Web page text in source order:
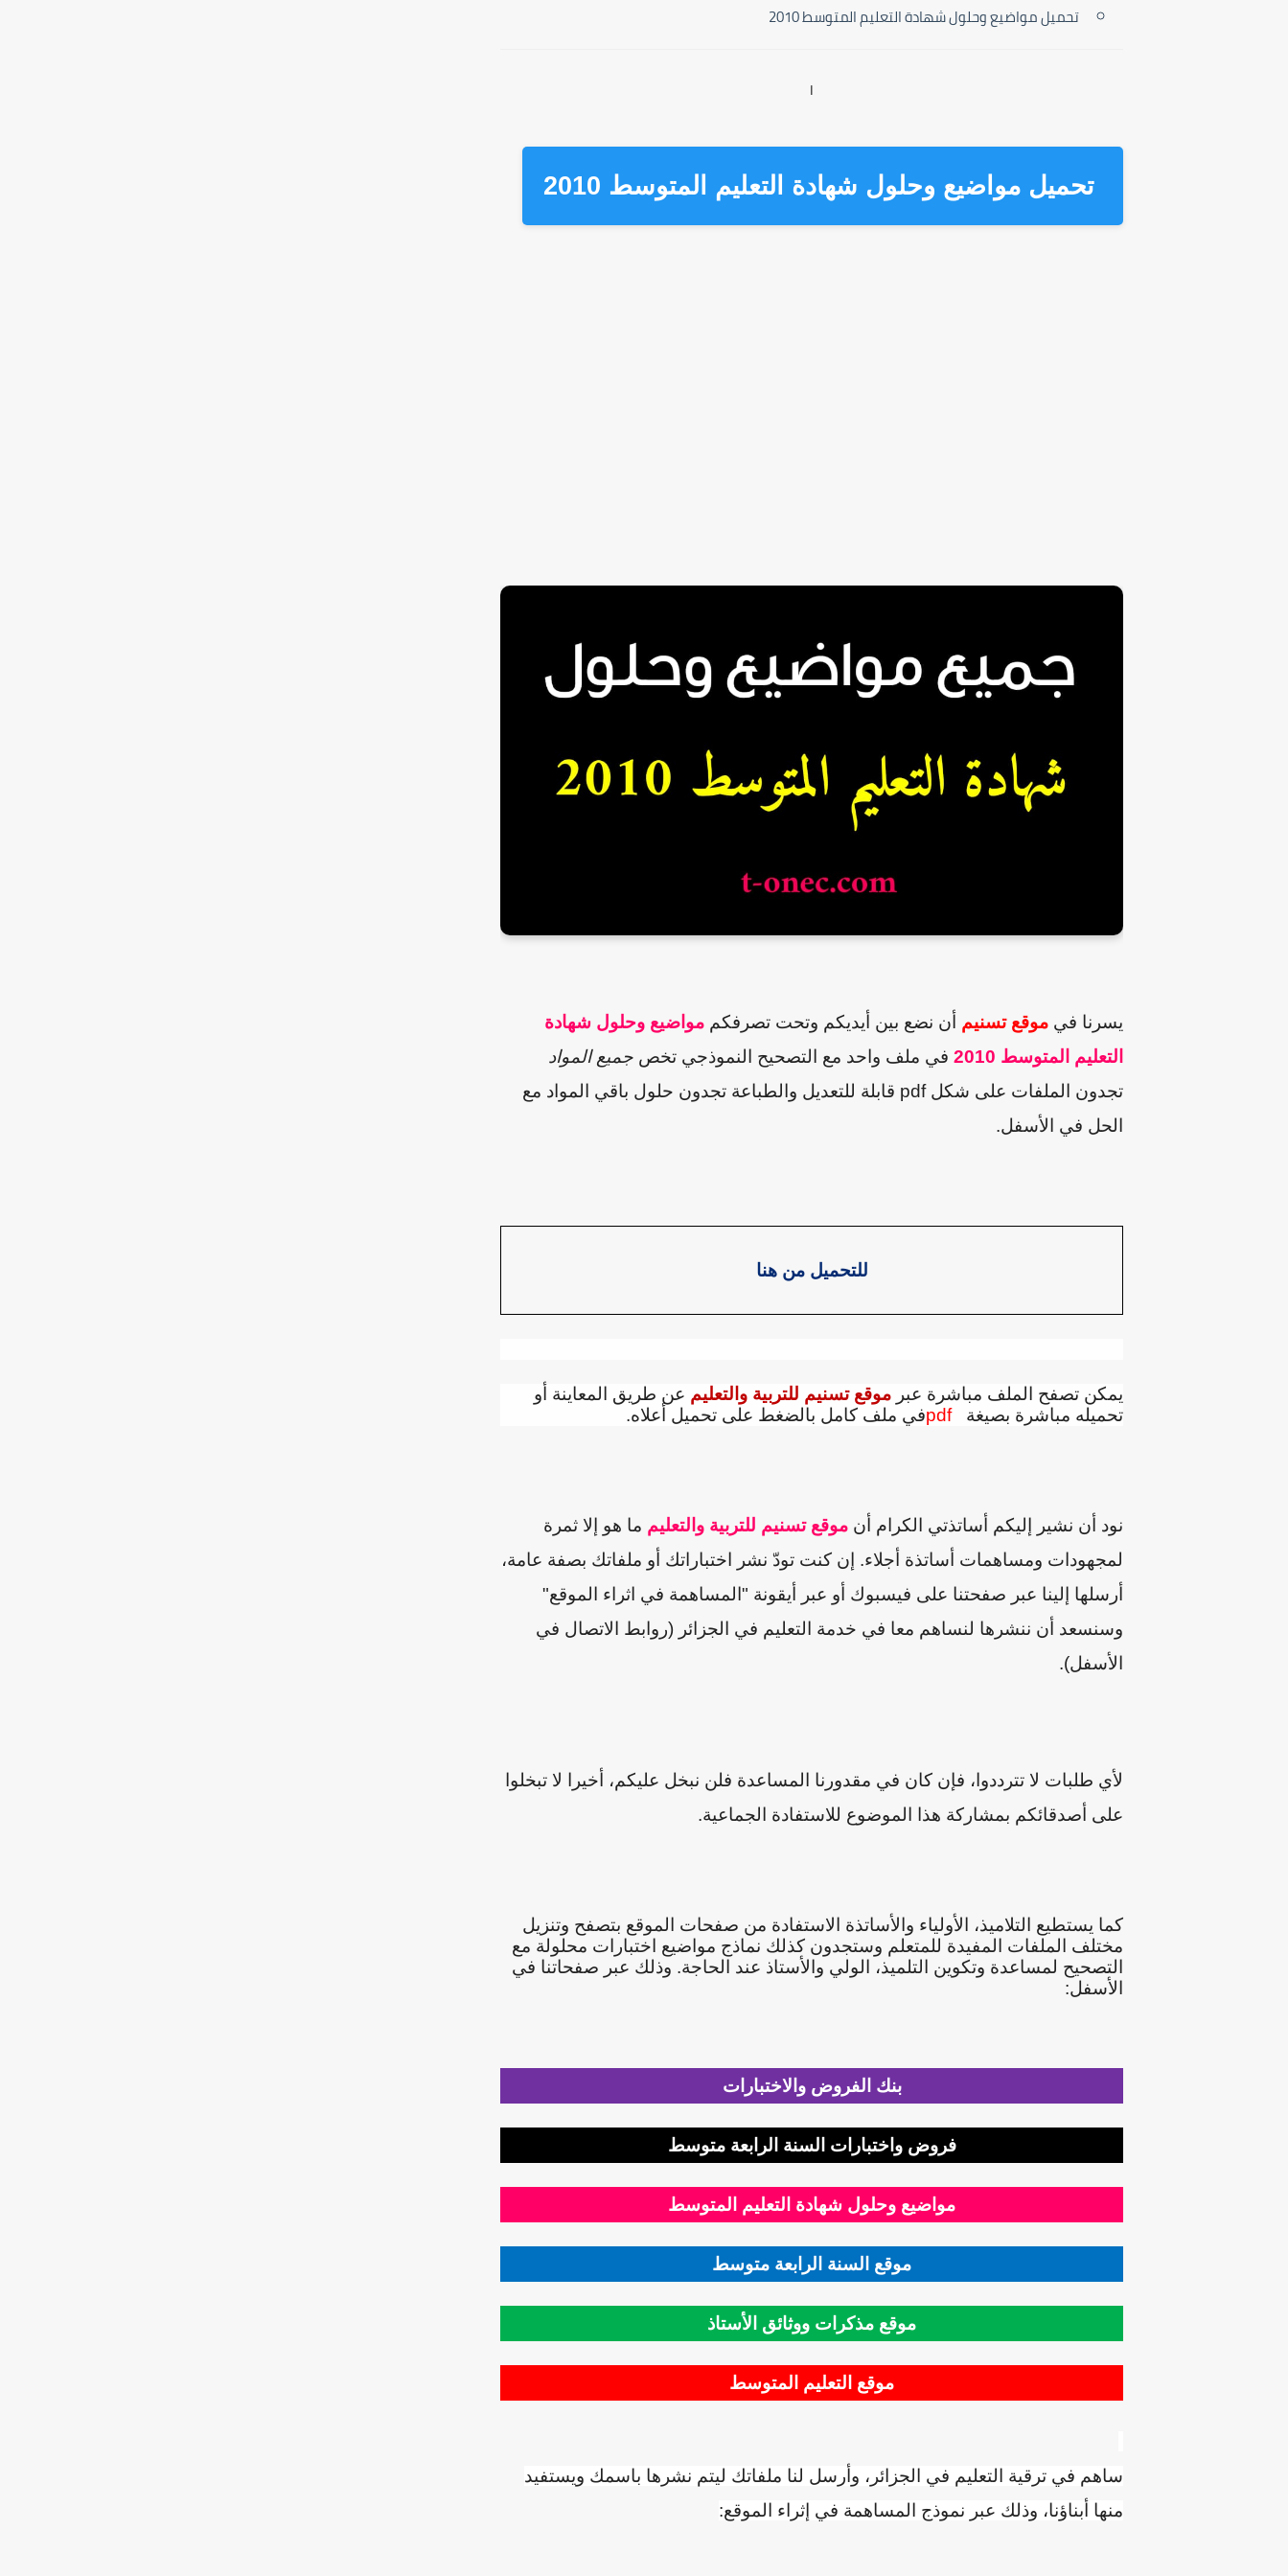
تحميل مواضيع وحلول شهادة التعليم المتوسط 2010
تحميل مواضيع وحلول شهادة التعليم المتوسط 2010
يسرنا في موقع تسنيم أن نضع بين أيديكم وتحت تصرفكم مواضيع وحلول شهادة
التعليم المتوسط 2010
في ملف واحد مع التصحيح النموذجي تخص جميع المواد
تجدون الملفات على شكلpdf قابلة للتعديل والطباعة تجدون حلول باقي المواد مع
الحل في الأسفل.
للتحميل من هنا
يمكن تصفح الملف مباشرة عبر موقع تسنيم للتربية والتعليم عن طريق المعاينة أو
تحميله مباشرة بصيغة
pdfفي ملف كامل بالضغط على تحميل أعلاه.
نود أن نشير إليكم أساتذتي الكرام أن موقع تسنيم للتربية والتعليم ما هو إلا ثمرة
لمجهودات ومساهمات أساتذة أجلاء. إن كنت تودّ نشر اختباراتك أو ملفاتك بصفة عامة،
أرسلها إلينا عبر صفحتنا على فيسبوك أو عبر أيقونة "المساهمة في اثراء الموقع"
وسنسعد أن ننشرها لنساهم معا في خدمة التعليم في الجزائر (روابط الاتصال في
الأسفل).
لأي طلبات لا تترددوا، فإن كان في مقدورنا المساعدة فلن نبخل عليكم، أخيرا لا تبخلوا
على أصدقائكم بمشاركة هذا الموضوع للاستفادة الجماعية.
كما يستطيع التلاميذ، الأولياء والأساتذة الاستفادة من صفحات الموقع بتصفح وتنزيل
مختلف الملفات المفيدة للمتعلم وستجدون كذلك نماذج مواضيع اختبارات محلولة مع
التصحيح لمساعدة وتكوين التلميذ، الولي والأستاذ عند الحاجة. وذلك عبر صفحاتنا في
الأسفل:
بنك الفروض والاختبارات
فروض واختبارات السنة الرابعة متوسط
مواضيع وحلول شهادة التعليم المتوسط
موقع السنة الرابعة متوسط
موقع مذكرات ووثائق الأستاذ
موقع التعليم المتوسط
ساهم في ترقية التعليم في الجزائر، وأرسل لنا ملفاتك ليتم نشرها باسمك ويستفيد
منها أبناؤنا، وذلك عبر نموذج المساهمة في إثراء الموقع: